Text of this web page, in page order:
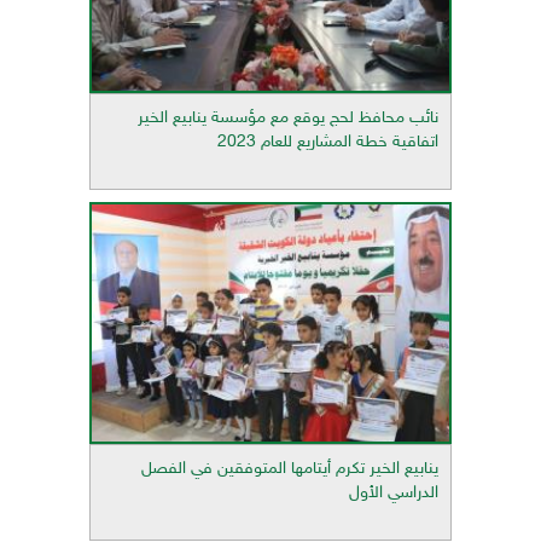
نائب محافظ لحج يوقع مع مؤسسة ينابيع الخير
اتفاقية خطة المشاريع للعام 2023
ينابيع الخير تكرم أيتامها المتوفقين في الفصل
الدراسي الأول